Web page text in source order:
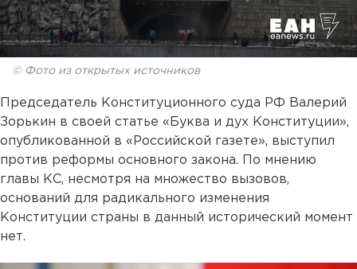
© Фото из открытых источников
Председатель Конституционного суда РФ Валерий
Зорькин в своей статье «Буква и дух Конституции»,
опубликованной в «Российской газете», выступил
против реформы основного закона. По мнению
главы КС, несмотря на множество вызовов,
оснований для радикального изменения
Конституции страны в данный исторический момент
нет.